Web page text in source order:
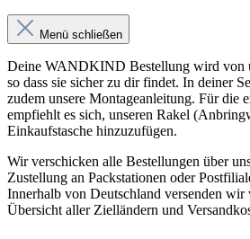
Menü schließen
Deine WANDKIND Bestellung wird von
so dass sie sicher zu dir findet. In deiner
zudem unsere Montageanleitung. Für die
empfiehlt es sich, unseren Rakel
Einkaufstasche hinzuzufügen.
Wir verschicken alle Bestellungen über
Zustellung an Packstationen oder
Innerhalb von Deutschland versenden wir
Übersicht aller Zielländern und